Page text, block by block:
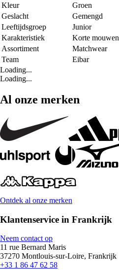
Kleur
Groen
Geslacht
Gemengd
Leeftijdsgroep
Junior
Karakteristiek
Korte mouwen
Assortiment
Matchwear
Team
Eibar
Loading...
Loading...
Al onze merken
Ontdek al onze merken
Klantenservice in Frankrijk
Neem contact op
11 rue Bernard Maris
37270 Montlouis-sur-Loire, Frankrijk
+33 1 86 47 62 58